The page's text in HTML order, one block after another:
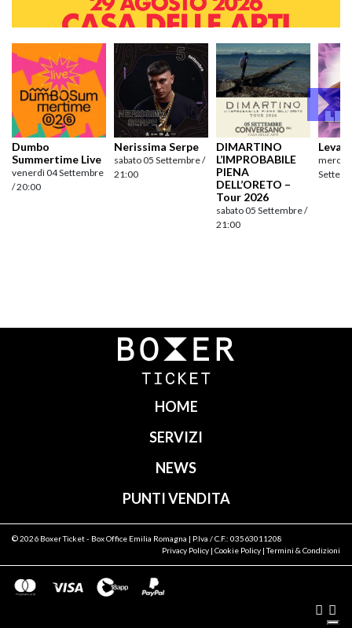
Dumbo
Summertime Live
venerdì 04 Settembre
/ 20:00
Nerissima Serpe
sabato 05 Settembre /
21:00
DIMARTINO
L’IMPROBABILE
PIENA
DELL’ORETO –
Tour 2026
sabato 05 Settembre /
21:00
Navigazione
HOME
SERVIZI
NEWS
PUNTI VENDITA
© 2026 Boxer Ticket- Box Office Emilia Romagna | P.Iva / C.F.: 03563011208
Privacy Policy | Cookie Policy |Termini & Condizioni